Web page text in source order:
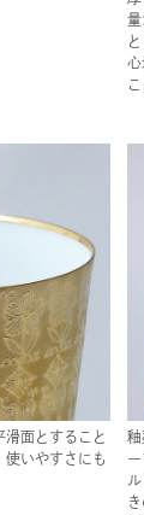
量
心
滑面とすること
使いやすさにも
釉